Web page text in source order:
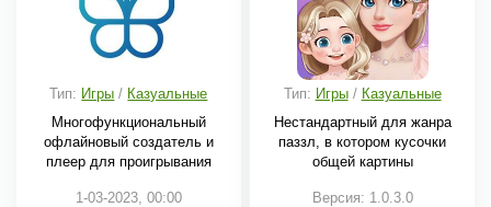
Тип: Игры / Казуальные
Многофункциональный
офлайновый создатель и
плеер для проигрывания
1-03-2023, 00:00
Тип: Игры/ Казуальные
Нестандартный для жанра
паззл, в котором кусочки
общей картины
Версия: 1.0.3.0